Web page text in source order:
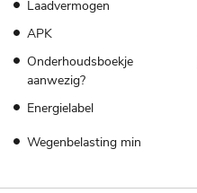
Laadvermogen
APK
Onderhoudsboekje
aanwezig?
Energielabel
Wegenbelasting min